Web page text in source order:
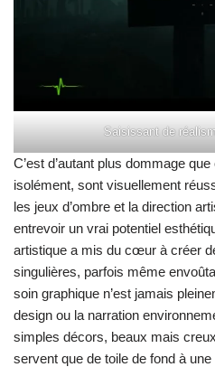
Saisissant de
C’est d’autant plus dommage
isolément, sont visuellement
les jeux d’ombre et la direction
entrevoir un vrai potentiel
artistique a mis du cœur à créer
singulières, parfois même
soin graphique n’est jamais
design ou la narration
simples décors, beaux mais
servent que de toile de fond à